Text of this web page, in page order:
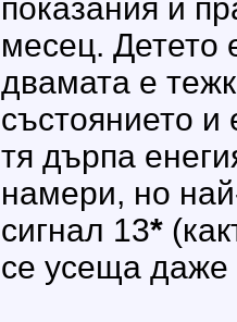
показания и
месец. Детето
двамата е
състоянието
тя дърпа
намери, но
сигнал 13*
се усеща даже